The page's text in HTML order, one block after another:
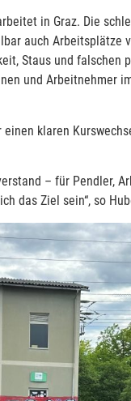
in Graz. Die
auch Arbeitsplätze
Staus und falschen
und Arbeitnehmer
klaren
– für Pendler,
das Ziel sein“, so